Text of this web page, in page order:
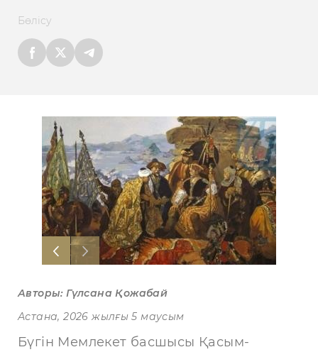
Бөлісу
Авторы: Гүлсана Қожабай
Астана, 2026 жылғы 5 маусым
Бүгін Мемлекет басшысы Қасым-